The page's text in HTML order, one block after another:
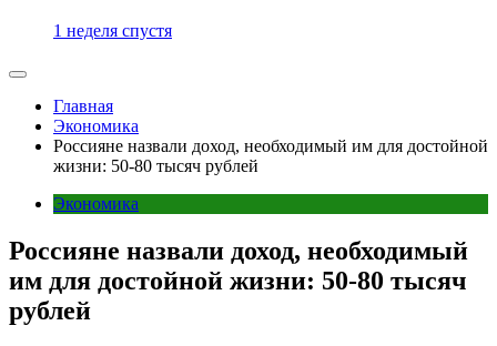
1 неделя спустя
Главная
Экономика
Россияне назвали доход, необходимый им для достойной
жизни: 50-80 тысяч рублей
Экономика
Россияне назвали доход, необходимый
им для достойной жизни: 50-80 тысяч
рублей